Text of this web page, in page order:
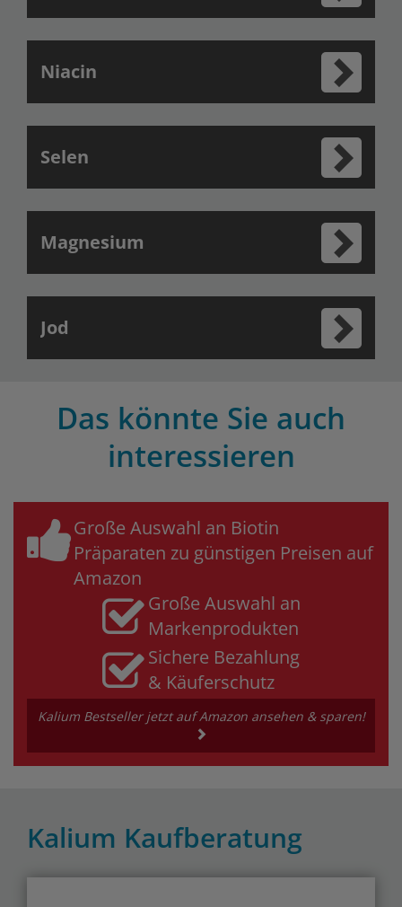
Niacin
Selen
Magnesium
Jod
Das könnte Sie auch
interessieren
Große Auswahl an Biotin
Präparaten zu günstigen Preisen auf
Amazon
Große Auswahl an
Markenprodukten
Sichere Bezahlung
& Käuferschutz
Kalium Bestseller jetzt auf Amazon ansehen & sparen!
Kalium Kaufberatung